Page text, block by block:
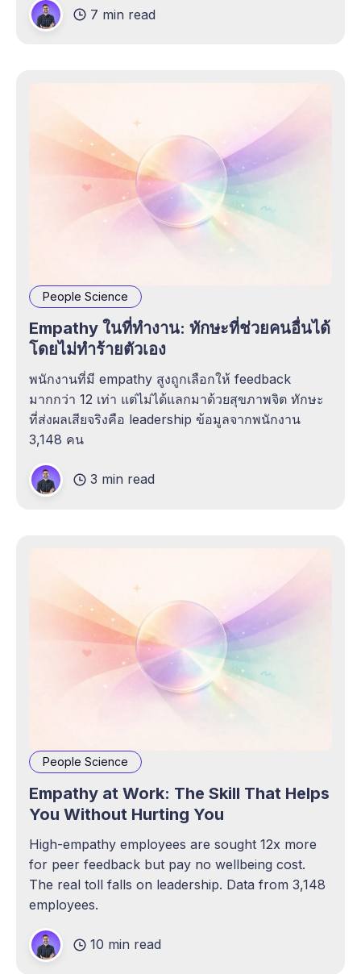
7 min read
People Science
Empathy ในที่ทำงาน: ทักษะที่ช่วยคนอื่นได้
โดยไม่ทำร้ายตัวเอง
พนักงานที่มี empathy สูงถูกเลือกให้ feedback
มากกว่า 12 เท่า แต่ไม่ได้แลกมาด้วยสุขภาพจิต ทักษะ
ที่ส่งผลเสียจริงคือ leadership ข้อมูลจากพนักงาน
3,148 คน
3 min read
People Science
Empathy at Work: The Skill That Helps
You Without Hurting You
High-empathy employees are sought 12x more
for peer feedback but pay no wellbeing cost.
The real toll falls on leadership. Data from 3,148
employees.
10 min read